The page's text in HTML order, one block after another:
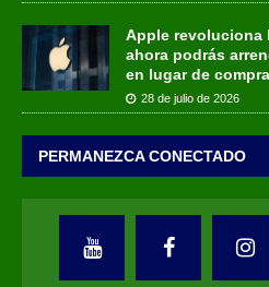
Apple revoluciona
ahora podrás
en lugar de
28 de julio de 2026
PERMANEZCA CONECTADO